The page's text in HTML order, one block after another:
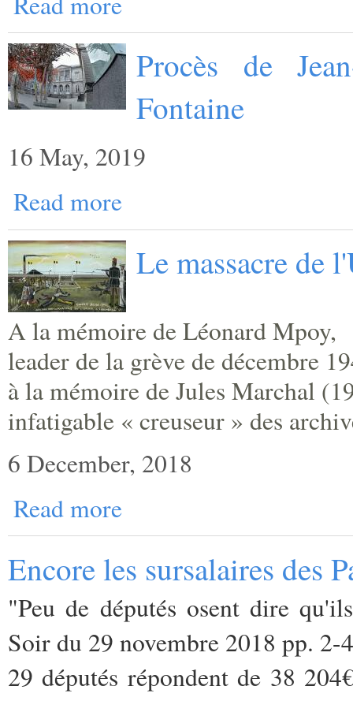
Procès de
Fontaine
16 May, 2019
Read more
Le massacre de
A la mémoire de Léonard Mpoy,
leader de la grève de décembre
à la mémoire de Jules Marchal
infatigable « creuseur » des
6 December, 2018
Read more
Encore les sursalaires des
"Peu de députés osent dire
Soir du 29 novembre 2018 pp. 2-4
29 députés répondent de 38